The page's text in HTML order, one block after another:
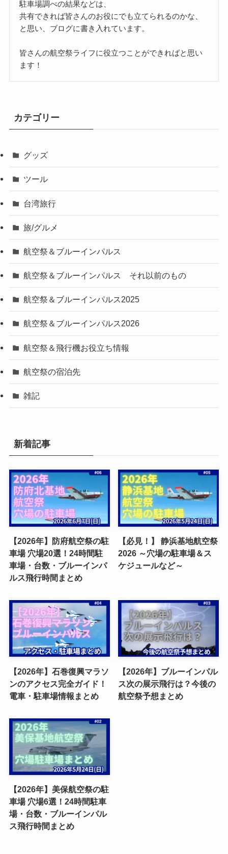
駐車場調べの結果などは、
共有できれば皆さんのお役にでも立てられるのかな、
と思い、ブログに書き入れています。
皆さんの航空祭ライフに役立つことができればと思い
ます！
カテゴリー
グッズ
ツール
台湾旅行
旅/グルメ
航空祭＆ブルーインパルス
航空祭＆ブルーインパルス それ以前のもの
航空祭＆ブルーインパルス2025
航空祭＆ブルーインパルス2026
航空祭＆飛行機お役立ち情報
航空祭の宿泊先
雑記
新着記事
【2026年】防府航空祭の駐
車場 穴場20選！24時間駐
車場・台数・ブルーインパ
ルス飛行時間まとめ
【必見！】 静浜基地航空祭
2026 ～穴場の駐車場＆ス
ケジュールなど～
【2026年】石巻復興マラソ
ンのアクセス完全ガイド！
電車・駐車場情報まとめ
【2026年】ブルーインパル
ス次の展示飛行は？今後の
航空祭予想まとめ
【2026年】美保航空祭の駐
車場 穴場6選！24時間駐車
場・台数・ブルーインパル
ス飛行時間まとめ